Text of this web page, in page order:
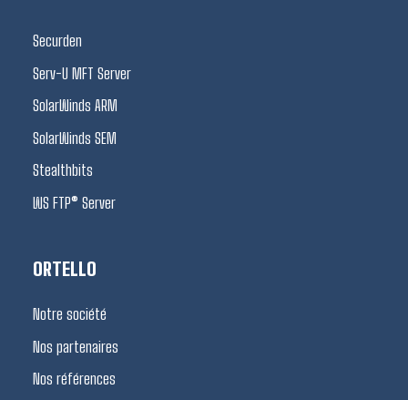
Securden
Serv-U MFT Server
SolarWinds ARM
SolarWinds SEM
Stealthbits
WS FTP® Server
ORTELLO
Notre société
Nos partenaires
Nos références